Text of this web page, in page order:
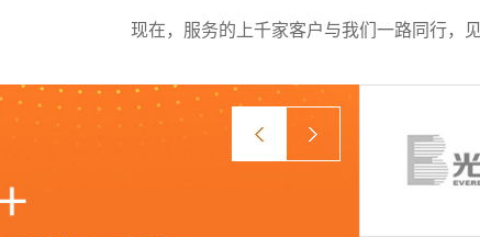
现在，服务的上千家客户与我们一路同行，